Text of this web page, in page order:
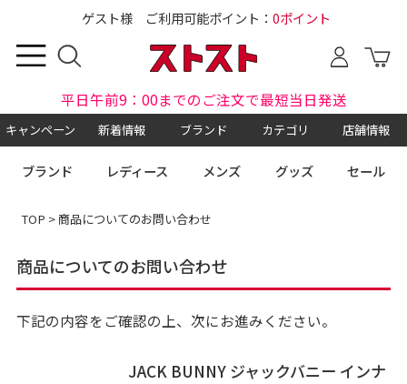
ゲスト様 ご利用可能ポイント： 0ポイント
平日午前9：00までのご注文で最短当日発送
キャンペーン 新着情報 ブランド カテゴリ 店舗情報
ブランド レディース メンズ グッズ セール
TOP > 商品についてのお問い合わせ
商品についてのお問い合わせ
下記の内容をご確認の上、次にお進みください。
JACK BUNNY ジャックバニー インナ